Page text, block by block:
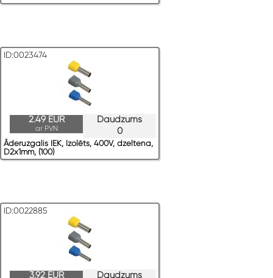
ID:0023474
Daudzums
0
2.49 EUR
ar PVN
Āderuzgalis IEK, Izolēts, 400V, dzeltena,
D2x1mm, (100)
ID:0022885
Daudzums
3.92 EUR